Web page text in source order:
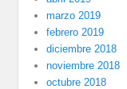
marzo 2019
febrero 2019
diciembre 2018
noviembre 2018
octubre 2018